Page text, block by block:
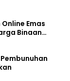
Emas
Binaan